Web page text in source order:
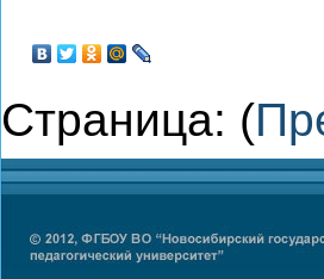
Страница: (